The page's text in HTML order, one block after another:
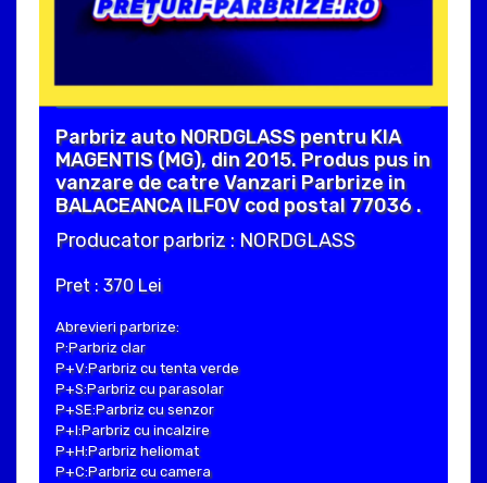
Parbriz auto NORDGLASS pentru KIA
MAGENTIS (MG), din 2015. Produs pus in
vanzare de catre Vanzari Parbrize in
BALACEANCA ILFOV cod postal 77036 .
Producator parbriz : NORDGLASS
Pret : 370 Lei
Abrevieri parbrize:
P:Parbriz clar
P+V:Parbriz cu tenta verde
P+S:Parbriz cu parasolar
P+SE:Parbriz cu senzor
P+I:Parbriz cu incalzire
P+H:Parbriz heliomat
P+C:Parbriz cu camera